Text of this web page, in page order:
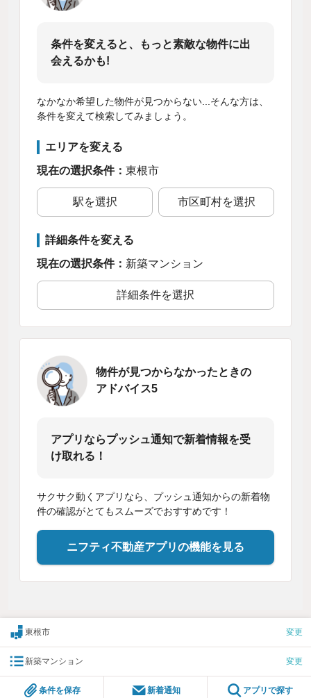
条件を変えると、もっと素敵な物件に出
会えるかも!
なかなか希望した物件が見つからない...そんな方は、
条件を変えて検索してみましょう。
エリアを変える
現在の選択条件： 東根市
駅を選択 市区町村を選択
詳細条件を変える
現在の選択条件： 新築マンション
詳細条件を選択
物件が見つからなかったときの
アドバイス5
アプリならプッシュ通知で新着情報を受
け取れる！
サクサク動くアプリなら、プッシュ通知からの新着物
件の確認がとてもスムーズでおすすめです！
ニフティ不動産アプリの機能を見る
東根市 変更
新築マンション 変更
条件を保存 新着通知 アプリで探す